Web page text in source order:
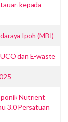
kepada
Ipoh (MBI)
dan E-waste
Nutrient
3.0 Persatuan